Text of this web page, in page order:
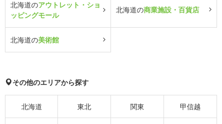
北海道のアウトレット・ショ
ッピングモール
北海道の商業施設・百貨店
北海道の美術館
その他のエリアから探す
北海道 東北 関東 甲信越